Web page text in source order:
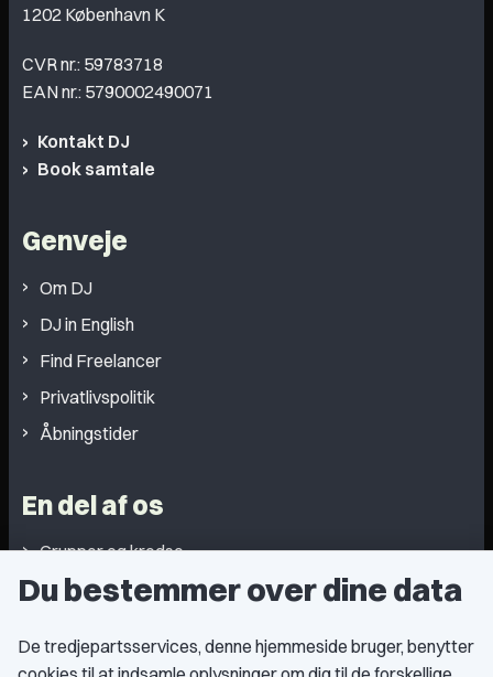
1202 København K
CVR nr.: 59783718
EAN nr.: 5790002490071
Kontakt DJ
Book samtale
Genveje
Om DJ
DJ in English
Find Freelancer
Privatlivspolitik
Åbningstider
En del af os
Grupper og kredse
Studentergrupper
Du bestemmer over dine data
De tredjepartsservices, denne hjemmeside bruger, benytter